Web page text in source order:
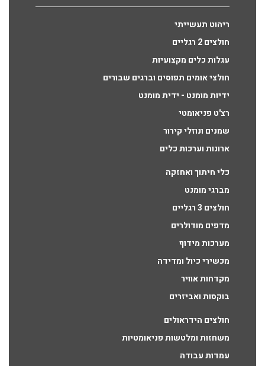
ריהוט תעשייתי
חולצים 2 רגליים
עגלות כלים מקצועיות
חולצי אומים תפוסים וברגים שבורים
ידיות מומנט - ידית מומנט
רצ'ט פניאומטי
שמנים ונוזלי קירור
ארונות וערכות כלים
כלי חיתוך ואחזקה
מברגי מומנט
חולצים 3 רגליים
מדפים מודולרים
מערכות מידוף
מכשירי כיול ומדידה
מקדחות אוויר
בוקסות ואביזרים
חולצים הידראולים
משחזות ומלטשות פניאומטיות
עמדות עבודה